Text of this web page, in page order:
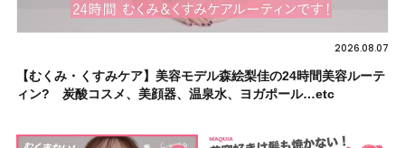
2026.08.07
【むくみ・くすみケア】美容モデル森絵梨佳の24時間美容ルーテ
ィン? 炭酸コスメ、美顔器、温泉水、ヨガポール…etc